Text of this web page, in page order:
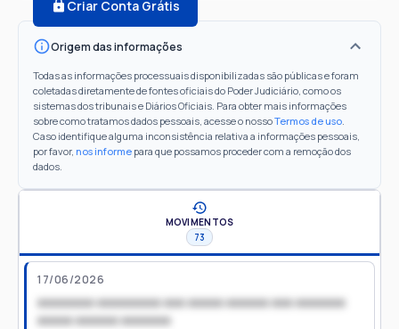
Criar Conta Grátis
Origem das informações
Todas as informações processuais disponibilizadas são públicas e foram
coletadas diretamente de fontes oficiais do Poder Judiciário, como os
sistemas dos tribunais e Diários Oficiais. Para obter mais informações
sobre como tratamos dados pessoais, acesse o nossoTermos de uso.
Caso identifique alguma inconsistência relativa a informações pessoais,
por favor, nos informe para que possamos proceder com a remoção dos
dados.
MOVIMENTOS
73
17/06/2026
xxxxxxxx xxxxxxxxx xxx xxxxx xxxxxx xxx xxxxxxx
xxxxx xxxxxx xxxxxxx